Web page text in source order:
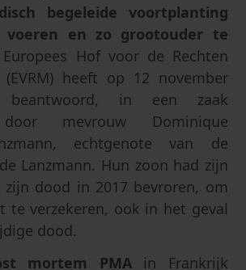
begeleide voortplanting
en zo grootouder te
Hof voor de Rechten
heeft op 12 november
beantwoord, in een zaak
mevrouw Dominique
echtgenote van de
Lanzmann. Hun zoon had zijn
dood in 2017 bevroren, om
te verzekeren, ook in het geval
dood.
mortem PMAin Frankrijk